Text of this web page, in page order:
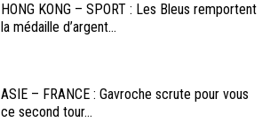
HONG KONG – SPORT : Les Bleus remportent
la médaille d’argent...
ASIE – FRANCE : Gavroche scrute pour vous
ce second tour...